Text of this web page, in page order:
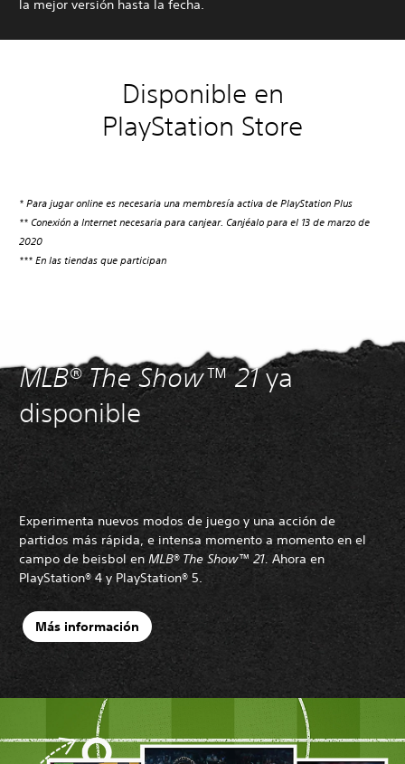
la mejor versión hasta la fecha.
Disponible en
PlayStation Store
* Para jugar online es necesaria una membresía activa de PlayStation Plus
** Conexión a Internet necesaria para canjear. Canjéalo para el 13 de marzo de
2020
*** En las tiendas que participan
MLB® The Show™ 21ya
disponible
Experimenta nuevos modos de juego y una acción de
partidos más rápida, e intensa momento a momento en el
campo de beisbol en MLB® The Show™ 21.Ahora en
PlayStation® 4 y PlayStation® 5.
Más información